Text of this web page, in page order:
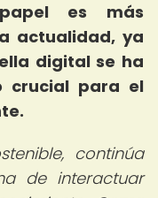
es más
actualidad, ya
digital se ha
crucial para el
continúa
de interactuar